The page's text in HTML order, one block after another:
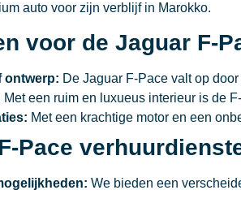
auto voor zijn verblijf in Marokko.
voor de Jaguar F-
ontwerp: De Jaguar F-Pace valt op
Met een ruim en luxueus interieur is de
Met een krachtige motor en een
Pace
We bieden een